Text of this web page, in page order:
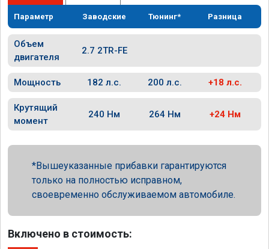
Параметр Заводские Тюнинг* Разница
Объем
двигателя
2.7 2TR-FE
Мощность 182 л.с. 200 л.с. +18 л.с.
Крутящий
момент
240 Нм 264 Нм +24 Нм
Вышеуказанные прибавки гарантируются
только на полностью исправном,
своевременно обслуживаемом автомобиле.
Включено в стоимость: